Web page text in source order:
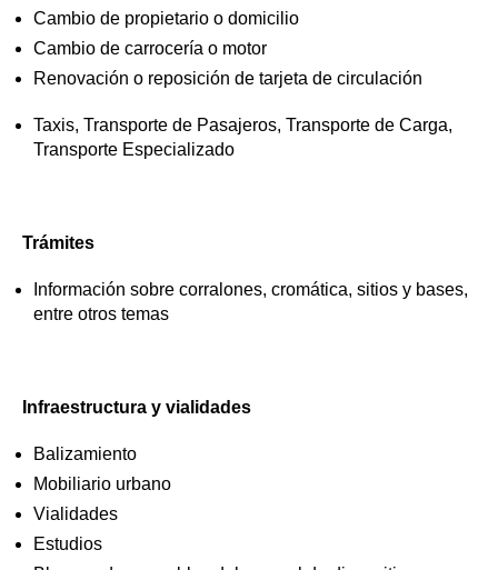
Cambio de propietario o domicilio
Cambio de carrocería o motor
Renovación o reposición de tarjeta de circulación
Taxis, Transporte de Pasajeros, Transporte de Carga,
Transporte Especializado
Trámites
Información sobre corralones, cromática, sitios y bases,
entre otros temas
Infraestructura y vialidades
Balizamiento
Mobiliario urbano
Vialidades
Estudios